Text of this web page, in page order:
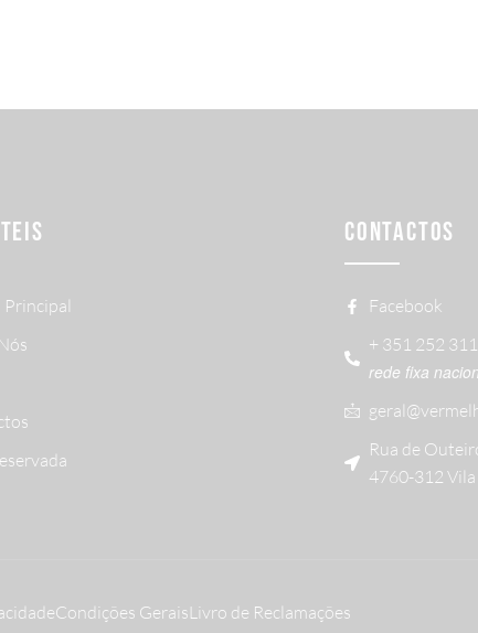
CONTACTOS
Facebook
+ 351 252
rede fixa
Rua de
4760-312
Condições GeraisLivro de Reclamações